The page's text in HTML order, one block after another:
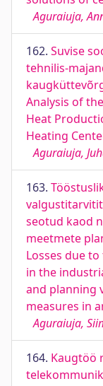
Aguraiuja,
162. Suvise
tehnilis-
Analysis of
Heat
Heating
Aguraiuja,
163.
seotud kaod
meetmete
Losses due
in the
and planning
measures in
Aguraiuja,
164. Kaugtöö